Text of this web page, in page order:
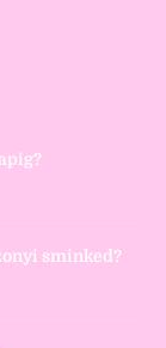
sminked?